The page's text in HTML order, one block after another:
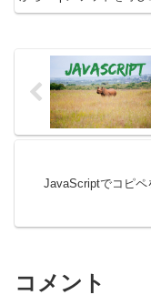
で、ひとつずつ要素を
記事を書きました。
じよう...
JavaScriptでコピペ
コメント